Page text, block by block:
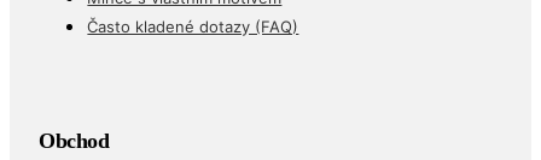
Často kladené dotazy (FAQ)
Obchod